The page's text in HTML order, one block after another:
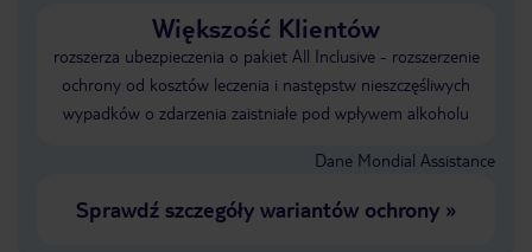
Większość Klientów
rozszerza ubezpieczenia o pakiet All Inclusive - rozszerzenie
ochrony od kosztów leczenia i następstw nieszczęśliwych
wypadków o zdarzenia zaistniałe pod wpływem alkoholu
Dane Mondial Assistance
Sprawdź szczegóły wariantów ochrony»